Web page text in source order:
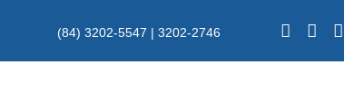
(84) 3202-5547 | 3202-2746